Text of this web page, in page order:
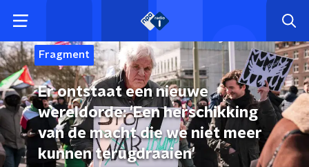
Fragment
Er ontstaat een nieuwe
wereldorde: 'Een herschikking
van de macht die we niet meer
kunnen terugdraaien'